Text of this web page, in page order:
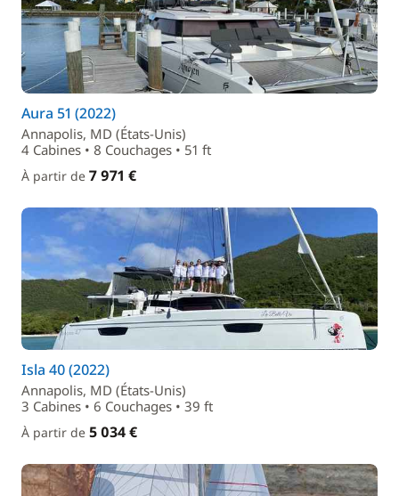
Aura 51 (2022)
Annapolis, MD (États-Unis)
4 Cabines • 8 Couchages • 51 ft
À partir de 7 971 €
Isla 40 (2022)
Annapolis, MD (États-Unis)
3 Cabines • 6 Couchages • 39 ft
À partir de 5 034 €